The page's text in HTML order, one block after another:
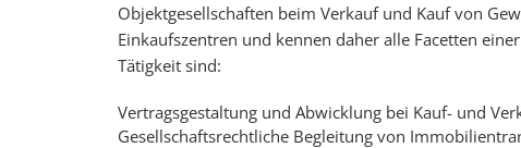
Objektgesellschaften beim Verkauf und Kauf von
Einkaufszentren und kennen daher alle Facetten
Tätigkeit sind:
Vertragsgestaltung und Abwicklung bei Kauf- und
Gesellschaftsrechtliche Begleitung von